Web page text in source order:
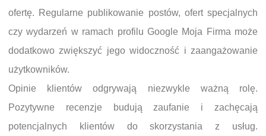
ofertę. Regularne publikowanie postów, ofert specjalnych
czy wydarzeń w ramach profilu Google Moja Firma może
dodatkowo zwiększyć jego widoczność i zaangażowanie
użytkowników.
Opinie klientów odgrywają niezwykle ważną rolę.
Pozytywne recenzje budują zaufanie i zachęcają
potencjalnych klientów do skorzystania z usług.